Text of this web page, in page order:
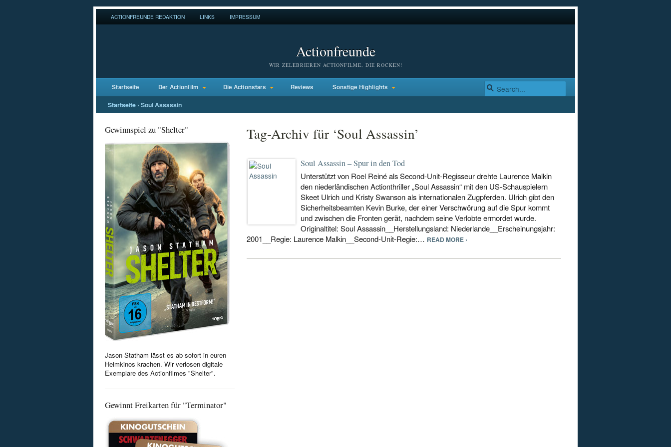
ACTIONFREUNDE REDAKTION LINKS IMPRESSUM
Actionfreunde
WIR ZELEBRIEREN ACTIONFILME, DIE ROCKEN!
Startseite Der Actionfilm Die Actionstars Reviews Sonstige Highlights
Startseite › Soul Assassin
Gewinnspiel zu "Shelter"
Jason Statham lässt es ab sofort in euren
Heimkinos krachen. Wir verlosen digitale
Exemplare des Actionfilmes "Shelter".
Gewinnt Freikarten für "Terminator"
Tag-Archiv für ‘Soul Assassin’
Soul Assassin – Spur in den Tod
Unterstützt von Roel Reiné als Second-Unit-Regisseur drehte Laurence Malkin
den niederländischen Actionthriller „Soul Assassin“ mit den US-Schauspielern
Skeet Ulrich und Kristy Swanson als internationalen Zugpferden. Ulrich gibt den
Sicherheitsbeamten Kevin Burke, der einer Verschwörung auf die Spur kommt
und zwischen die Fronten gerät, nachdem seine Verlobte ermordet wurde.
Originaltitel: Soul Assassin__Herstellungsland: Niederlande__Erscheinungsjahr:
2001__Regie: Laurence Malkin__Second-Unit-Regie:… READ MORE ›